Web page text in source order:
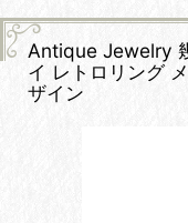
Antique Jewelry
イ レトロリング
ザイン